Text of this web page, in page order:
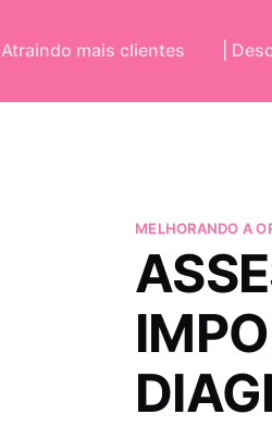
| Atraindo mais clientes |
MELHORANDO A